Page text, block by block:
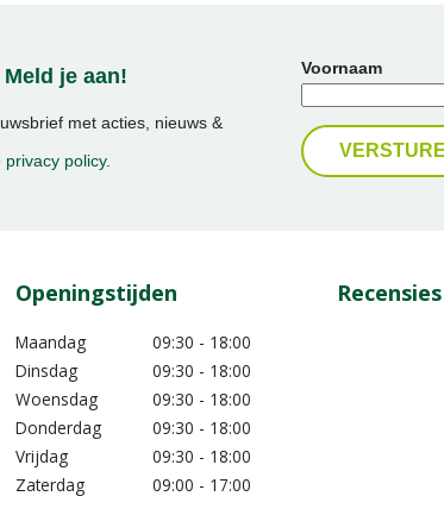
je aan!
met acties, nieuws &
privacy policy.
Voornaam
Openingstijden
Maandag
09:30 - 18:00
Dinsdag
09:30 - 18:00
Woensdag
09:30 - 18:00
Donderdag
09:30 - 18:00
Vrijdag
09:30 - 18:00
Zaterdag
09:00 - 17:00
Recensies